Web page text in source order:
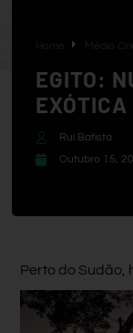
Médio
EGITO:
EXÓTICA
Rui Batista
Outubro 15,
Perto do Sudão,